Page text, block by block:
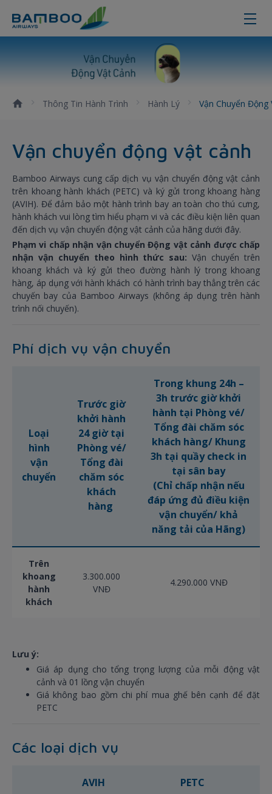
Dịch vụ vận chuyển động vật
Thông Tin Hành Trình Hành Lý Vận Chuyển
Vận chuyển động vật cảnh
Bamboo Airways cung cấp dịch vụ vận chuyển động vật cảnh
trên khoang hành khách (PETC) và ký gửi trong khoang hàng
(AVIH). Để đảm bảo một hành trình bay an toàn cho thú cưng,
hành khách vui lòng tìm hiểu phạm vi và các điều kiện liên quan
đến dịch vụ vận chuyển động vật cảnh của hãng dưới đây.
Phạm vi chấp nhận vận chuyển Động vật cảnh được chấp
nhận vận chuyển theo hình thức sau:Vận chuyển trên
khoang khách và ký gửi theo đường hành lý trong khoang
hàng, áp dụng với hành khách có hành trình bay thẳng trên các
chuyến bay của Bamboo Airways (không áp dụng trên hành
trình nối chuyến).
Phí dịch vụ vận chuyển
Loại
hình
vận
chuyển
Trước giờ
khởi hành
24 giờ tại
Phòng vé/
Tổng đài
chăm sóc
khách
hàng
Trong khung 24h –
3h trước giờ khởi
hành tại Phòng vé/
Tổng đài chăm sóc
khách hàng/ Khung
3h tại quầy check in
tại sân bay
(Chỉ chấp nhận nếu
đáp ứng đủ điều kiện
vận chuyển/ khả
năng tải của Hãng)
Trên
khoang
hành
khách
3.300.000
VNĐ
4.290.000 VNĐ
Lưu ý:
Giá áp dụng cho tổng trọng lượng của mỗi động vật
cảnh và 01 lồng vận chuyển
Giá không bao gồm chi phí mua ghế bên cạnh để đặt
PETC
Các loại dịch vụ
AVIH PETC